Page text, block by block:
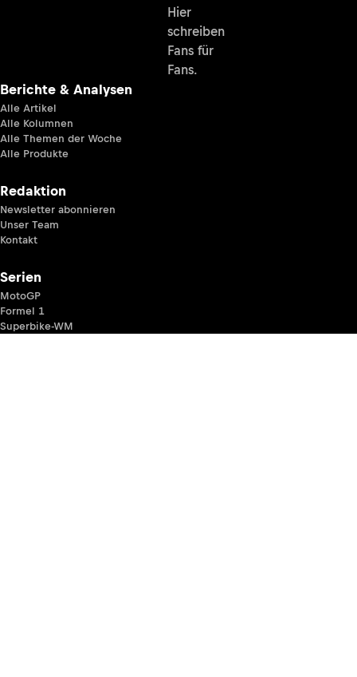
Hier
schreiben
Fans für
Fans.
Berichte & Analysen
Alle Artikel
Alle Kolumnen
Alle Themen der Woche
Alle Produkte
Redaktion
Newsletter abonnieren
Unser Team
Kontakt
Serien
MotoGP
Formel 1
Superbike-WM